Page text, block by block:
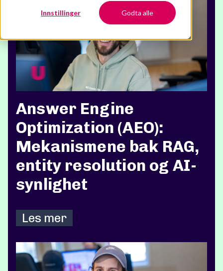
Innstillinger Godta alle
Answer Engine
Optimization (AEO):
Mekanismene bak RAG,
entity resolution og AI-
synlighet
Les mer